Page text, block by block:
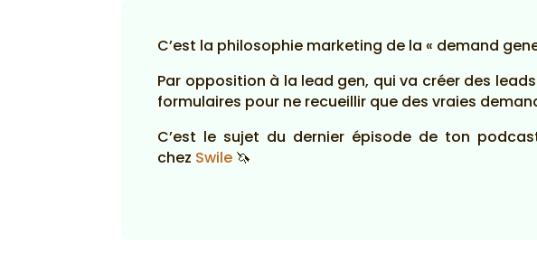
C’est la philosophie marketing de la « demand
Par opposition à la lead gen, qui va créer des
formulaires pour ne recueillir que des vraies
C’est le sujet du dernier épisode de ton
chez Swile 🦄